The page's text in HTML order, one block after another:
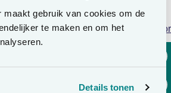
maakt gebruik van cookies om de
te maken en om het
Details tonen
Lees voor
nieuwe technologie
hebben samen met Vilans
zorg en ondersteuning) en enkele